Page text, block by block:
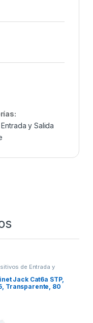
y Salida
de Entrada y
Jack Cat6a STP,
Transparente, 80